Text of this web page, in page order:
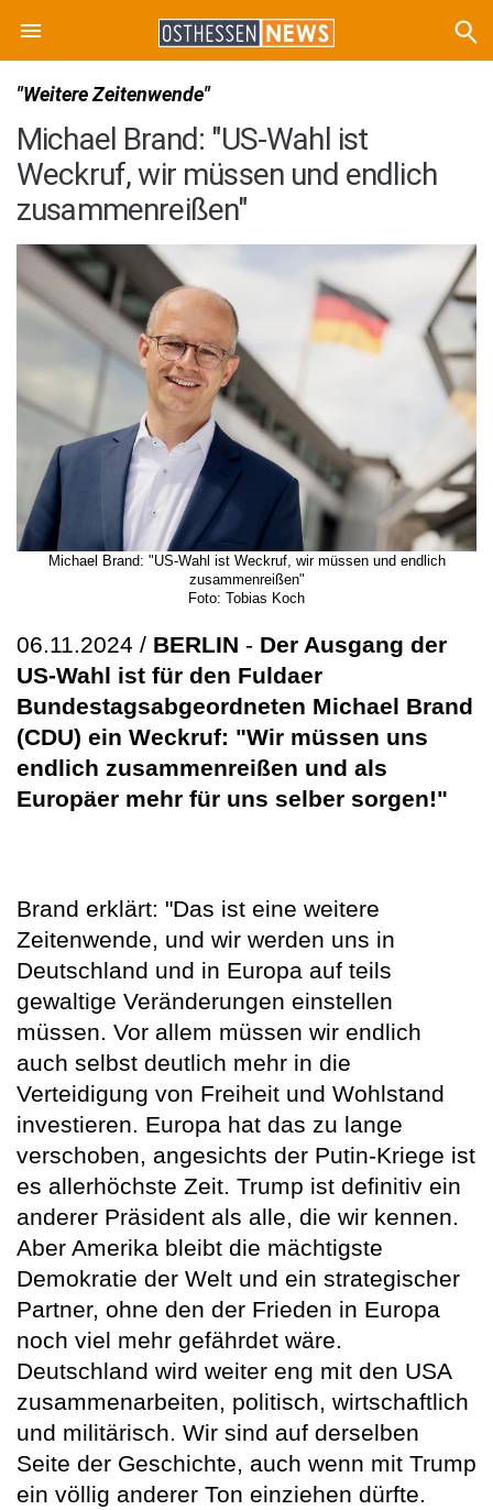
"Weitere Zeitenwende"
Michael Brand: "US-Wahl ist
Weckruf, wir müssen und endlich
zusammenreißen"
Michael Brand: "US-Wahl ist Weckruf, wir müssen und endlich
zusammenreißen"
Foto: Tobias Koch
06.11.2024 / BERLIN - Der Ausgang der
US-Wahl ist für den Fuldaer
Bundestagsabgeordneten Michael Brand
(CDU) ein Weckruf: "Wir müssen uns
endlich zusammenreißen und als
Europäer mehr für uns selber sorgen!"
Brand erklärt: "Das ist eine weitere
Zeitenwende, und wir werden uns in
Deutschland und in Europa auf teils
gewaltige Veränderungen einstellen
müssen. Vor allem müssen wir endlich
auch selbst deutlich mehr in die
Verteidigung von Freiheit und Wohlstand
investieren. Europa hat das zu lange
verschoben, angesichts der Putin-Kriege ist
es allerhöchste Zeit. Trump ist definitiv ein
anderer Präsident als alle, die wir kennen.
Aber Amerika bleibt die mächtigste
Demokratie der Welt und ein strategischer
Partner, ohne den der Frieden in Europa
noch viel mehr gefährdet wäre.
Deutschland wird weiter eng mit den USA
zusammenarbeiten, politisch, wirtschaftlich
und militärisch. Wir sind auf derselben
Seite der Geschichte, auch wenn mit Trump
ein völlig anderer Ton einziehen dürfte.